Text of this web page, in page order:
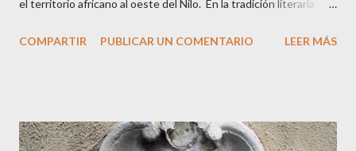
el territorio africano al oeste del Nilo. En la tradición literaria
sacerdotisa argiva que fue transformada en vaca y perseguida
De este modo, Libia adquiere un papel simbólico como epónima
COMPARTIR PUBLICAR UN COMENTARIO LEER MÁS